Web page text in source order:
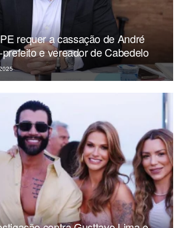
requer a cassação de André
e vereador de Cabedelo